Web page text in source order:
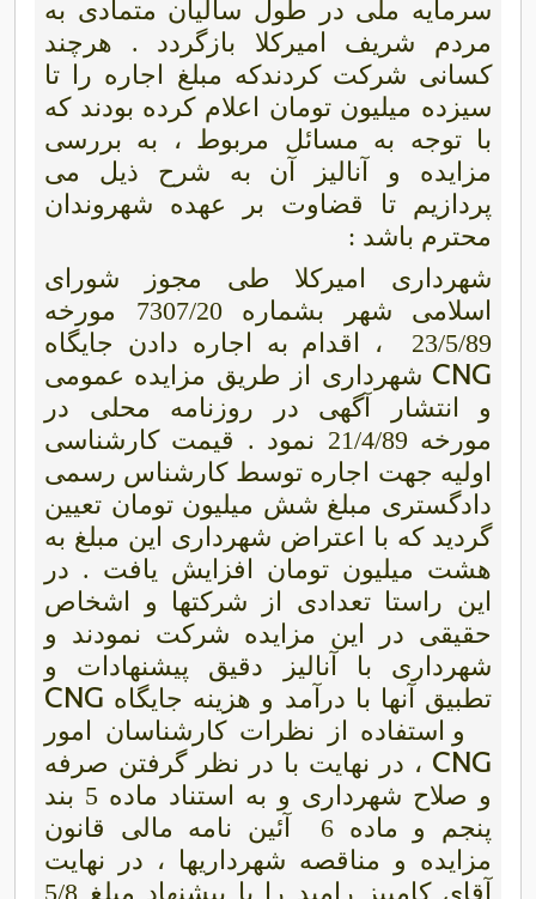
سرمایه ملی در طول سالیان متمادی به
مردم شریف امیرکلا بازگردد . هرچند
کسانی شرکت کردندکه مبلغ اجاره را تا
سیزده میلیون تومان اعلام کرده بودند که
با توجه به مسائل مربوط ، به بررسی
مزایده و آنالیز آن به شرح ذیل می
پردازیم تا قضاوت بر عهده شهروندان
محترم باشد :
شهرداری امیرکلا طی مجوز شورای
اسلامی شهر بشماره 7307/20 مورخه
23/5/89
، اقدام به اجاره دادن جایگاه
CNG شهرداری از طریق مزایده عمومی
و انتشار آگهی در روزنامه محلی در
مورخه 21/4/89 نمود . قیمت کارشناسی
اولیه جهت اجاره توسط کارشناس رسمی
دادگستری مبلغ شش میلیون تومان تعیین
گردید که با اعتراض شهرداری این مبلغ به
هشت میلیون تومان افزایش یافت . در
این راستا تعدادی از شرکتها و اشخاص
حقیقی در این مزایده شرکت نمودند و
شهرداری با آنالیز دقیق پیشنهادات و
تطبیق آنها با درآمد و هزینه جایگاه CNG
و استفاده از نظرات کارشناسان امور
CNG ، در نهایت با در نظر گرفتن صرفه
و صلاح شهرداری و به استناد ماده 5 بند
پنجم و ماده 6
آئین نامه مالی قانون
مزایده و مناقصه شهرداریها ، در نهایت